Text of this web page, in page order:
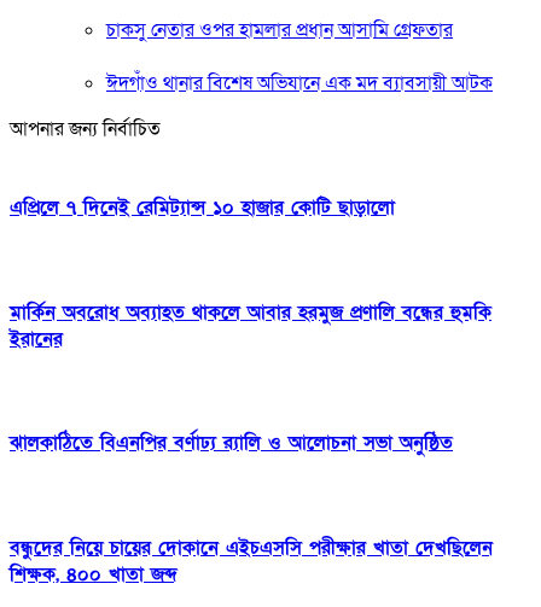
চাকসু নেতার ওপর হামলার প্রধান আসামি গ্রেফতার
ঈদগাঁও থানার বিশেষ অভিযানে এক মদ ব্যাবসায়ী আটক
আপনার জন্য নির্বাচিত
এপ্রিলে ৭ দিনেই রেমিট্যান্স ১০ হাজার কোটি ছাড়ালো
মার্কিন অবরোধ অব্যাহত থাকলে আবার হরমুজ প্রণালি বন্ধের হুমকি
ইরানের
ঝালকাঠিতে বিএনপির বর্ণাঢ্য র‍্যালি ও আলোচনা সভা অনুষ্ঠিত
বন্ধুদের নিয়ে চায়ের দোকানে এইচএসসি পরীক্ষার খাতা দেখছিলেন
শিক্ষক, ৪০০ খাতা জব্দ